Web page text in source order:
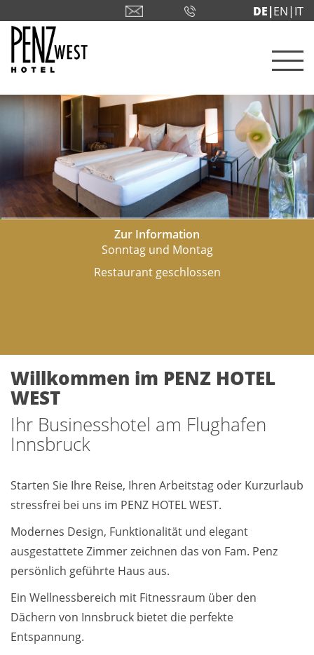
DE|EN|IT
Zur Information
Sonntag und Montag
Restaurant geschlossen
Willkommen im PENZ HOTEL
WEST
Ihr Businesshotel am Flughafen
Innsbruck
Starten Sie Ihre Reise, Ihren Arbeitstag oder Kurzurlaub
stressfrei bei uns im PENZ HOTEL WEST.
Modernes Design, Funktionalität und elegant
ausgestattete Zimmer zeichnen das von Fam. Penz
persönlich geführte Haus aus.
Ein Wellnessbereich mit Fitnessraum über den
Dächern von Innsbruck bietet die perfekte
Entspannung.